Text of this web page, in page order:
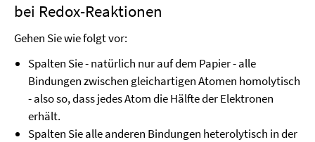
bei Redox-Reaktionen
Gehen Sie wie folgt vor:
Spalten Sie - natürlich nur auf dem Papier - alle
Bindungen zwischen gleichartigen Atomen homolytisch
- also so, dass jedes Atom die Hälfte der Elektronen
erhält.
Spalten Sie alle anderen Bindungen heterolytisch in der